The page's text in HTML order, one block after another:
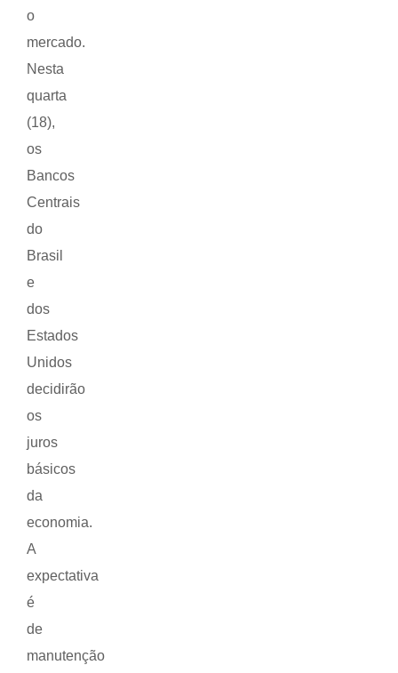
o
mercado.
Nesta
quarta
(18),
os
Bancos
Centrais
do
Brasil
e
dos
Estados
Unidos
decidirão
os
juros
básicos
da
economia.
A
expectativa
é
de
manutenção